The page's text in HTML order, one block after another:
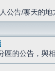
公告/聊天的
區的公告，與